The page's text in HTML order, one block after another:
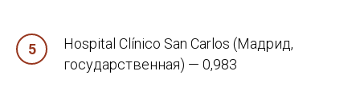
Hospital Clínico San Carlos (Мадрид,
государственная) — 0,983
переезд в Испанию
и не знаете, с чего начать?